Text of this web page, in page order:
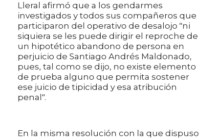
Lleral afirmó que a los gendarmes
investigados y todos sus compañeros que
participaron del operativo de desalojo "ni
siquiera se les puede dirigir el reproche de
un hipotético abandono de persona en
perjuicio de Santiago Andrés Maldonado,
pues, tal como se dijo, no existe elemento
de prueba alguno que permita sostener
ese juicio de tipicidad y esa atribución
penal".
En la misma resolución con la que dispuso